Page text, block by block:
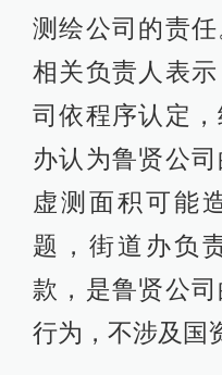
测绘公司的责任
相关负责人表
司依程序认定
办认为鲁贤公
虚测面积可能
题，街道办负
款，是鲁贤公
行为，不涉及国